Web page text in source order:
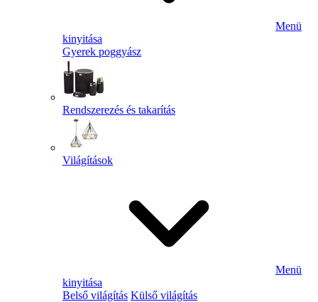
Menü
kinyitása
Gyerek poggyász
Rendszerezés és takarítás
Világítások
Menü
kinyitása
Belső világítás Külső világítás